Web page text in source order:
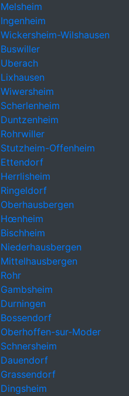
Wilshausen
Offenheim
sur-Moder